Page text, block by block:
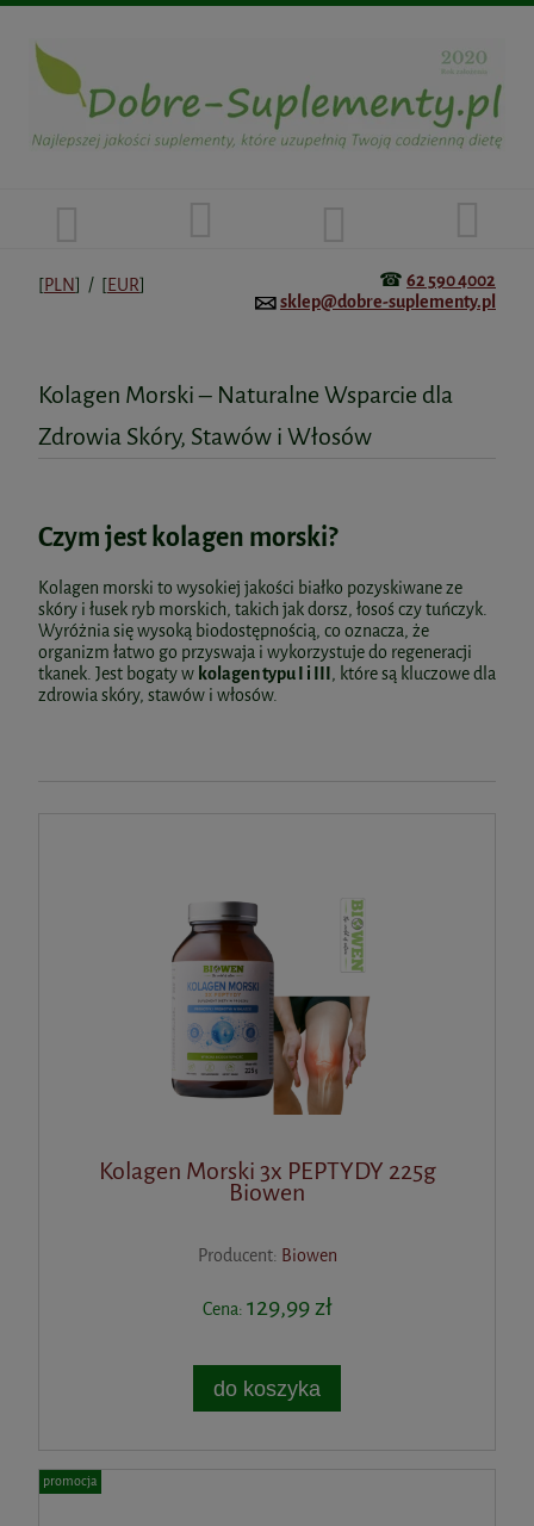
[PLN] / [EUR] ☎ 62 590 4002
sklep@dobre-suplementy.pl
Kolagen Morski – Naturalne Wsparcie dla
Zdrowia Skóry, Stawów i Włosów
Czym jest kolagen morski?
Kolagen morski to wysokiej jakości białko pozyskiwane ze
skóry i łusek ryb morskich, takich jak dorsz, łosoś czy tuńczyk.
Wyróżnia się wysoką biodostępnością, co oznacza, że
organizm łatwo go przyswaja i wykorzystuje do regeneracji
tkanek. Jest bogaty w kolagen typu I i III, które są kluczowe dla
zdrowia skóry, stawów i włosów.
Kolagen Morski 3x PEPTYDY 225g
Biowen
Producent: Biowen
Cena: 129,99 zł
do koszyka
promocja